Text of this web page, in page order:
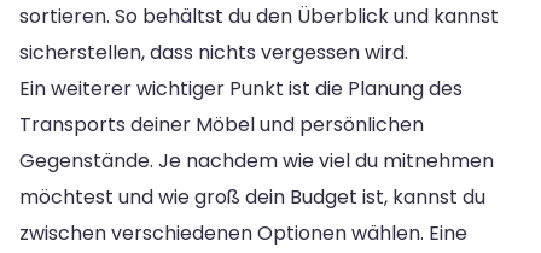
sortieren. So behältst du den Überblick und kannst
sicherstellen, dass nichts vergessen wird.
Ein weiterer wichtiger Punkt ist die Planung des
Transports deiner Möbel und persönlichen
Gegenstände. Je nachdem wie viel du mitnehmen
möchtest und wie groß dein Budget ist, kannst du
zwischen verschiedenen Optionen wählen. Eine